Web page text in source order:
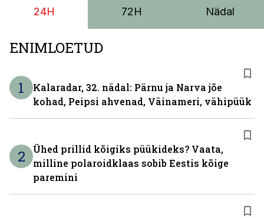
reisijatebussina. Viimast saab kohaldada ka
invavedudeks. Aasta lõpus on mudel saadaval ka šassii
versioonis.
24H 72H Nädal
ENIMLOETUD
1
Kalaradar, 32. nädal: Pärnu ja Narva jõe
kohad, Peipsi ahvenad, Väinameri, vähipüük
2
Ühed prillid kõigiks püükideks? Vaata,
milline polaroidklaas sobib Eestis kõige
paremini